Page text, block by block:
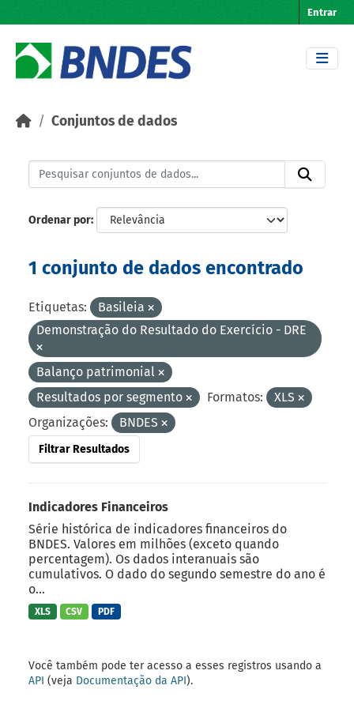
Entrar
Conjuntos de dados
Ordenar por
1 conjunto de dados encontrado
Etiquetas:
Basileia
Demonstração do Resultado do Exercício - DRE
Balanço patrimonial
Resultados por segmento
Formatos:
XLS
Organizações:
BNDES
Filtrar Resultados
Indicadores Financeiros
Série histórica de indicadores financeiros do
BNDES. Valores em milhões (exceto quando
percentagem). Os dados interanuais são
cumulativos. O dado do segundo semestre do ano é
o...
XLS CSV PDF
Você também pode ter acesso a esses registros usando a
API (veja Documentação da API).